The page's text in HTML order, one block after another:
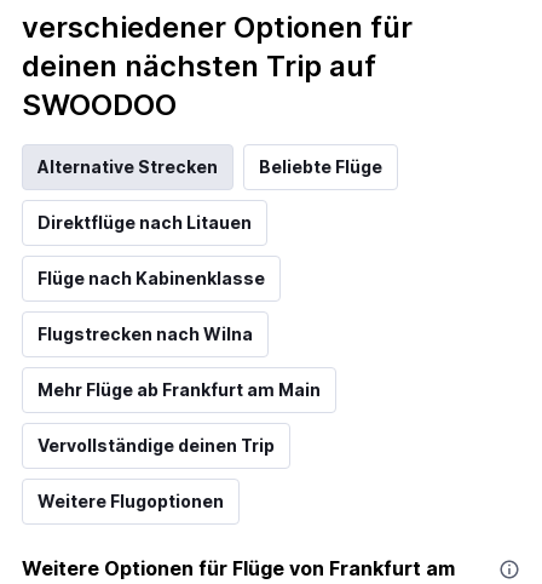
verschiedener Optionen für
deinen nächsten Trip auf
SWOODOO
Alternative Strecken Beliebte Flüge
Direktflüge nach Litauen
Flüge nach Kabinenklasse
Flugstrecken nach Wilna
Mehr Flüge ab Frankfurt am Main
Vervollständige deinen Trip
Weitere Flugoptionen
Weitere Optionen für Flüge von Frankfurt am